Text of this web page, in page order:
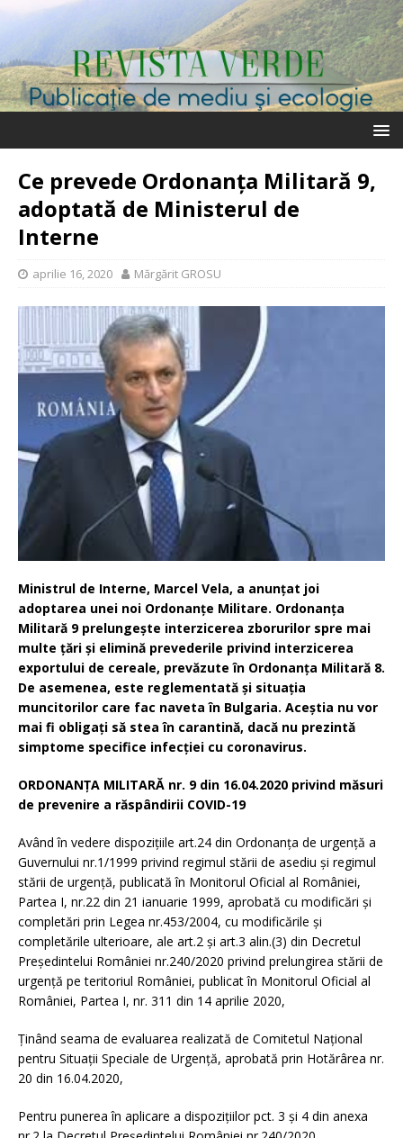
Ce prevede Ordonanța Militară 9,
adoptată de Ministerul de
Interne
aprilie 16, 2020 Mărgărit GROSU
Ministrul de Interne, Marcel Vela, a anunțat joi
adoptarea unei noi Ordonanțe Militare. Ordonanța
Militară 9 prelungește interzicerea zborurilor spre mai
multe țări și elimină prevederile privind interzicerea
exportului de cereale, prevăzute în Ordonanța Militară 8.
De asemenea, este reglementată și situația
muncitorilor care fac naveta în Bulgaria. Aceștia nu vor
mai fi obligați să stea în carantină, dacă nu prezintă
simptome specifice infecției cu coronavirus.
ORDONANȚA MILITARĂ nr. 9 din 16.04.2020 privind măsuri
de prevenire a răspândirii COVID-19
Având în vedere dispozițiile art.24 din Ordonanța de urgență a
Guvernului nr.1/1999 privind regimul stării de asediu și regimul
stării de urgență, publicată în Monitorul Oficial al României,
Partea I, nr.22 din 21 ianuarie 1999, aprobată cu modificări și
completări prin Legea nr.453/2004, cu modificările și
completările ulterioare, ale art.2 și art.3 alin.(3) din Decretul
Președintelui României nr.240/2020 privind prelungirea stării de
urgență pe teritoriul României, publicat în Monitorul Oficial al
României, Partea I, nr. 311 din 14 aprilie 2020,
Ținând seama de evaluarea realizată de Comitetul Național
pentru Situații Speciale de Urgență, aprobată prin Hotărârea nr.
20 din 16.04.2020,
Pentru punerea în aplicare a dispozițiilor pct. 3 și 4 din anexa